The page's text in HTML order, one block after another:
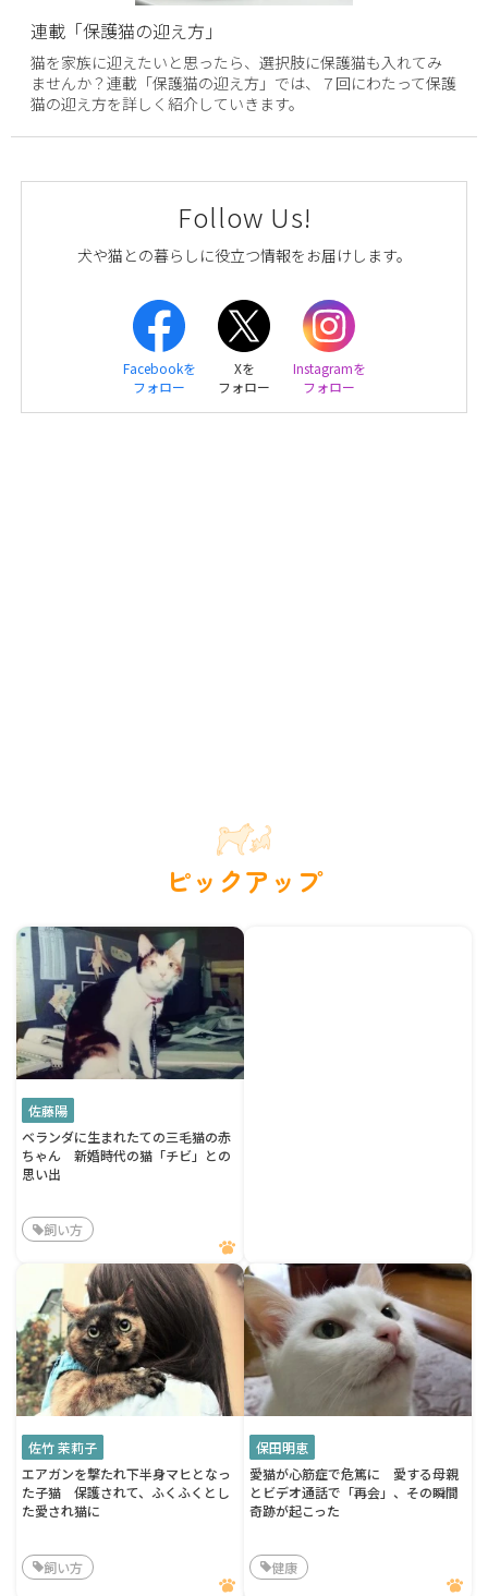
連載「保護猫の迎え方」
猫を家族に迎えたいと思ったら、選択肢に保護猫も入れてみ
ませんか？連載「保護猫の迎え方」では、７回にわたって保護
猫の迎え方を詳しく紹介していきます。
Follow Us!
犬や猫との暮らしに役立つ情報をお届けします。
Facebookを
フォロー
Xを
フォロー
Instagramを
フォロー
ピックアップ
佐藤陽
ベランダに生まれたての三毛猫の赤
ちゃん 新婚時代の猫「チビ」との
思い出
飼い方
佐竹 茉莉子
エアガンを撃たれ下半身マヒとなっ
た子猫 保護されて、ふくふくとし
た愛され猫に
飼い方
保田明恵
愛猫が心筋症で危篤に 愛する母親
とビデオ通話で「再会」、その瞬間
奇跡が起こった
健康